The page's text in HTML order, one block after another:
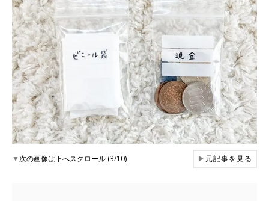
▼次の画像は下へスクロール (3/10) ▶元記事を見る